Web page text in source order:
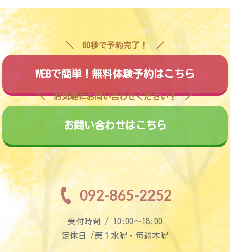
60秒で予約完了！
WEBで簡単！無料体験予約はこちら
お気軽にお問い合わせください！
お問い合わせはこちら
092-865-2252
受付時間 / 10:00〜18:00
定休日 /第１水曜・毎週木曜